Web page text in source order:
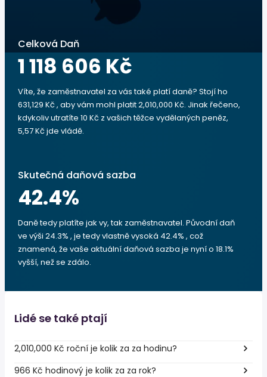
Celková Daň
1 118 606 Kč
Víte, že zaměstnavatel za vás také platí daně? Stojí ho
631,129 Kč , aby vám mohl platit 2,010,000 Kč. Jinak řečeno,
kdykoliv utratíte 10 Kč z vašich těžce vydělaných peněz,
5,57 Kč jde vládě.
Skutečná daňová sazba
42.4%
Daně tedy platíte jak vy, tak zaměstnavatel. Původní daň
ve výši 24.3% , je tedy vlastně vysoká 42.4% , což
znamená, že vaše aktuální daňová sazba je nyní o 18.1%
vyšší, než se zdálo.
Lidé se také ptají
2,010,000 Kč roční je kolik za za hodinu?
966 Kč hodinový je kolik za za rok?